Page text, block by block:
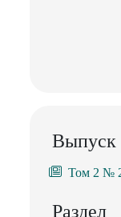
Выпуск
Том 2 №
Раздел